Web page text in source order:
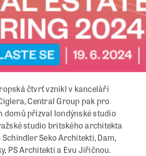
čtvrť vznikl v kanceláři
Central Group pak pro
domů přizval londýnské studio
studio britského architekta
Seko Architekti, Dam,
PS Architekti a Evu Jiřičnou.